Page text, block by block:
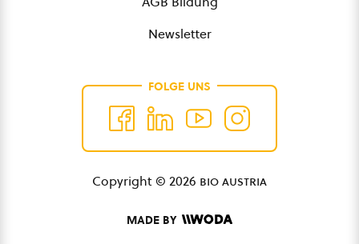
Newsletter
FOLGE UNS
Copyright © 2026 bio austria
MADE BY